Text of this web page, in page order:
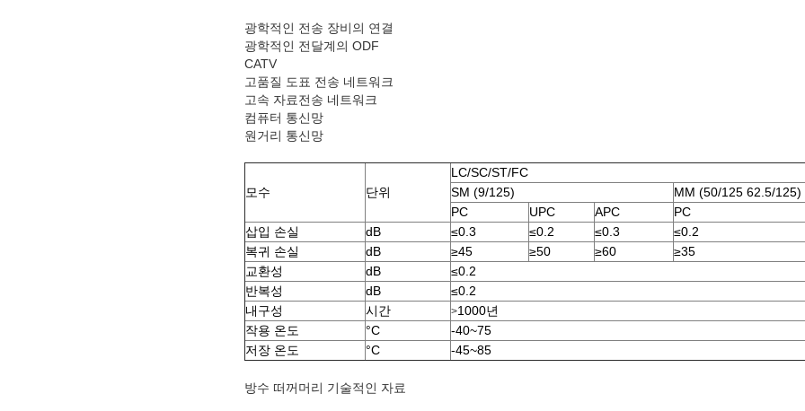
광학적인 전송 장비의 연결
광학적인 전달계의 ODF
CATV
고품질 도표 전송 네트워크
고속 자료전송 네트워크
컴퓨터 통신망
원거리 통신망
모수 단위
LC/SC/ST/FC
SM (9/125)
MM (50/125 62.5/125)
PC
UPC APC
PC
삽입 손실
dB ≤0.3 ≤0.2 ≤0.3
≤0.2
복귀 손실
dB ≥45 ≥50 ≥60
≥35
교환성
dB
≤0.2
반복성
dB
≤0.2
내구성
시간 >1000년
작용 온도
°C
-40~75
저장 온도
°C -45~85
방수 떠꺼머리 기술적인 자료